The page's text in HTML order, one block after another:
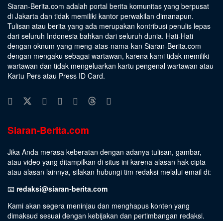
Siaran-Berita.com adalah portal berita komunitas yang berpusat
di Jakarta dan tidak memiliki kantor perwakilan dimanapun.
Tulisan atau berita yang ada merupakan kontribusi penulis lepas
dari seluruh Indonesia bahkan dari seluruh dunia. Hati-Hati
dengan oknum yang meng-atas-nama-kan Siaran-Berita.com
dengan mengaku sebagai wartawan, karena kami tidak memiliki
wartawan dan tidak mengeluarkan kartu pengenal wartawan atau
Kartu Pers atau Press ID Card.
Siaran-Berita.com
Jika Anda merasa keberatan dengan adanya tulisan, gambar,
atau video yang ditampilkan di situs ini karena alasan hak cipta
atau alasan lainnya, silakan hubungi tim redaksi melalui email di:
📧 redaksi@siaran-berita.com
Kami akan segera meninjau dan menghapus konten yang
dimaksud sesuai dengan kebijakan dan pertimbangan redaksi.